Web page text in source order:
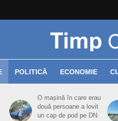
POLITICĂ ECONOMIE
O mașină în care erau
două persoane a lovit
un cap de pod pe DN